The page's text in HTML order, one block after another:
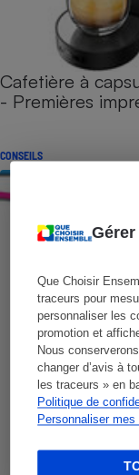
Que Choisir
traceurs pour
personnaliser les
promotion et
Nous
changer d’avis à
les traceurs » en
Politique de
Personnaliser
Cafetière à
- Premières
CONSEILS